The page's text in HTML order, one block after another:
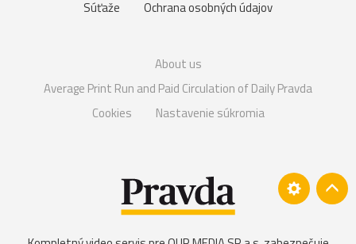
Súťaže
Ochrana osobných údajov
About us
Average Print Run and Paid Circulation of Daily Pravda
Cookies
Nastavenie súkromia